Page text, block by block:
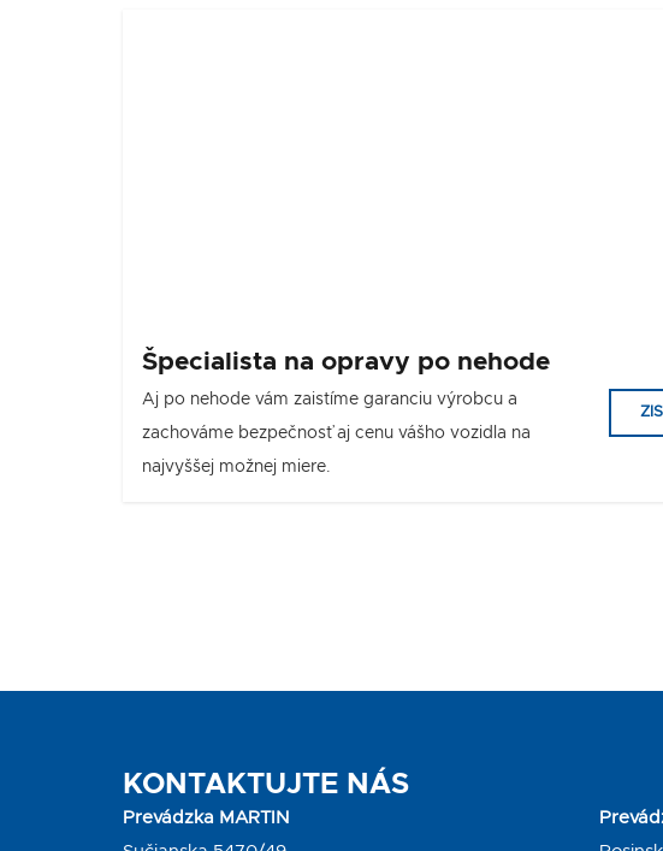
Špecialista na opravy po nehode
Aj po nehode vám zaistíme garanciu výrobcu a
zachováme bezpečnosť aj cenu vášho vozidla na
najvyššej možnej miere.
KONTAKTUJTE NÁS
Prevádzka MARTIN